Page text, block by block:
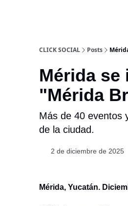
CLICK SOCIAL Posts
Mérida se
"Mérida
Más de 40 eventos
de la ciudad.
2 de diciembre de 2025
Mérida, Yucatán.